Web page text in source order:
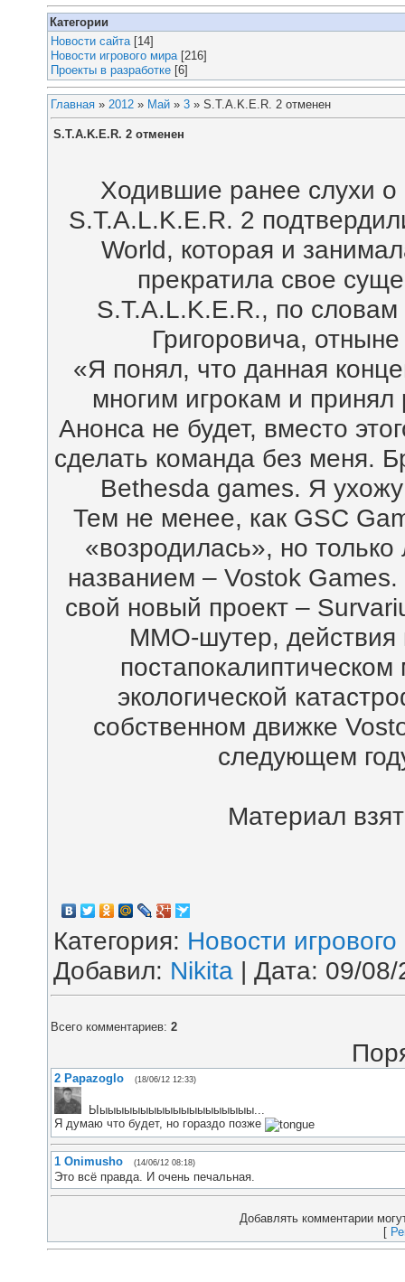
Категории
Новости сайта [14]
Новости игрового мира [216]
Проекты в разработке [6]
Главная » 2012 » Май » 3 » S.T.A.K.E.R. 2 отменен
S.T.A.K.E.R. 2 отменен
Ходившие ранее слухи о
S.T.A.L.K.E.R. 2
World, которая и
прекратила свое
S.T.A.L.K.E.R., по словам
Григоровича,
«Я понял, что данная
многим игрокам и
Анонса не будет, вместо
сделать команда без меня.
Bethesda games. Я
Тем не менее, как GSC
«возродилась», но
названием – Vostok
свой новый проект –
ММО-шутер, действия
экологической
собственном движке
следующем
Материал
Категория: Новости
Добавил: Nikita | Дата: 09/08/
Всего комментариев: 2
2 Papazoglo (18/06/12 12:33)
Ыыыыыыыыыыыыыыыыыыыы...
Я думаю что будет, но гораздо позже
1 Onimusho (14/06/12 08:18)
Это всё правда. И очень печальная.
Добавлять комментарии
[